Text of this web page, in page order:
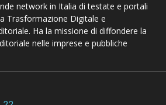
network in Italia di testate e portali
Trasformazione Digitale e
Ha la missione di diffondere la
nelle imprese e pubbliche